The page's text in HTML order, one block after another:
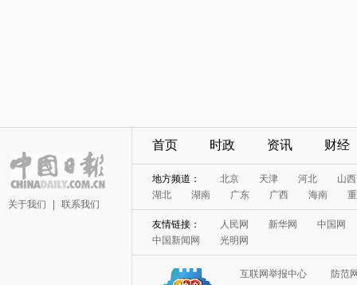
关于我们 联系我们
首页 时政 资讯 财经
地方频道： 北京 天津 河北
山西
湖北
湖南 广东 广西 海南
友情链接： 人民网 新华网
中国网
中国新闻网
光明网
互联网举报中心 防范